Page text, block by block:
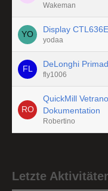
Wakeman
Display
yodaa
DeLonghi
fly1006
QuickMill
Dokumentation
Robertino
Letzte